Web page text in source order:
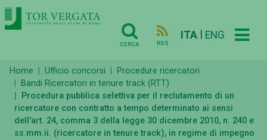
CERCA RSS
ITA ENG
Home Ufficio concorsi
Procedure ricercatori
Bandi Ricercatori in tenure track (RTT)
Procedura pubblica selettiva per il reclutamento di un
ricercatore con contratto a tempo determinato ai sensi
dell'art. 24, comma 3 della legge 30 dicembre 2010, n. 240 e
ss.mm.ii. (ricercatore in tenure track), in regime di impegno